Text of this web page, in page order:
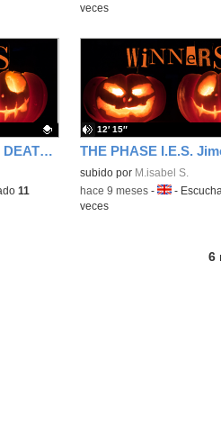
veces
THE SHADOW AFTER DEATH I.E.S. Jimena Menéndez Pidal (Fuenlabrada)
11
Contenido educativo.
subido por M.isabel S.
12′ 15″
-hace 9 meses- Idioma:
-
veces
6